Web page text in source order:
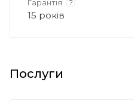
Гарантія ?
15 років
Послуги